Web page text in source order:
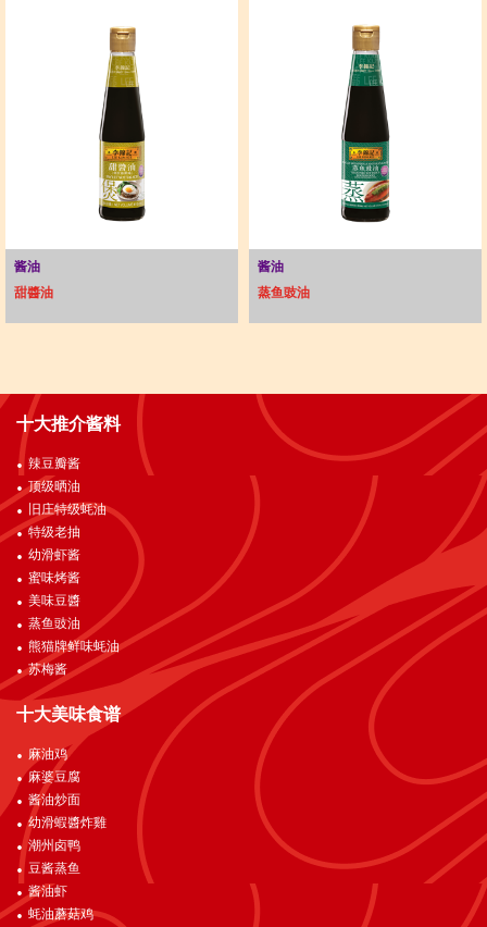
酱油
甜醬油
酱油
蒸鱼豉油
十大推介酱料
辣豆瓣酱
顶级晒油
旧庄特级蚝油
特级老抽
幼滑虾酱
蜜味烤酱
美味豆醬
蒸鱼豉油
熊猫牌鲜味蚝油
苏梅酱
十大美味食谱
麻油鸡
麻婆豆腐
酱油炒面
幼滑蝦醬炸雞
潮州卤鸭
豆酱蒸鱼
酱油虾
蚝油蘑菇鸡